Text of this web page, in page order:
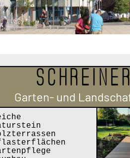
Schreiner
Garten- und